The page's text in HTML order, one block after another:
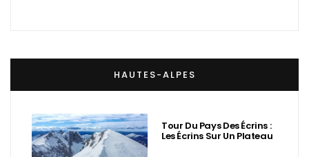
HAUTES-ALPES
Tour Du Pays Des Écrins :
Les Écrins Sur Un Plateau